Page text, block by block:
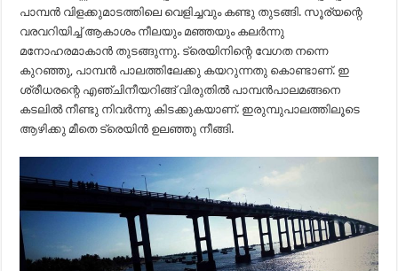
പാമ്പന്‍ വിളക്കുമാടത്തിലെ വെളിച്ചവും കണ്ടു തുടങ്ങി. സൂര്യന്റെ
വരവറിയിച്ച് ആകാശം നീലയും മഞ്ഞയും കലര്‍ന്നു
മനോഹരമാകാന്‍ തുടങ്ങുന്നു. ട്രെയിനിന്റെ വേഗത നന്നെ
കുറഞ്ഞു, പാമ്പന്‍ പാലത്തിലേക്കു കയറുന്നതു കൊണ്ടാണ്. ഇ
ശ്രീധരന്റെ എഞ്ചിനീയറിങ്ങ് വിരുതില്‍ പാമ്പന്‍പാലമങ്ങനെ
കടലില്‍ നീണ്ടു നിവര്‍ന്നു കിടക്കുകയാണ്. ഇരുമ്പുപാലത്തിലൂടെ
ആഴിക്കു മീതെ ട്രെയിൻ ഉലഞ്ഞു നീങ്ങി.